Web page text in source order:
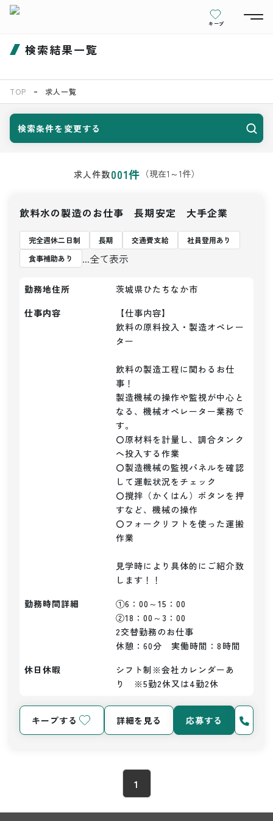
キープ
検索結果一覧
TOP 求人一覧
検索条件を変更する
求人件数001件 （現在1 ～1件）
飲料水の製造のお仕事 長期安定 大手企業
完全週休二日制 長期 交通費支給
社員登用あり
食事補助あり
...全て表示
勤務地住所
茨城県ひたちなか市
仕事内容
【仕事内容】
飲料の原料投入・製造オペレー
ター
飲料の製造工程に関わるお仕
事！
製造機械の操作や監視が中心と
なる、機械オペレーター業務で
す。
〇原材料を計量し、調合タンク
へ投入する作業
〇製造機械の監視パネルを確認
して運転状況をチェック
〇撹拌（かくはん）ボタンを押
すなど、機械の操作
〇フォークリフトを使った運搬
作業
見学時により具体的にご紹介致
します！！
勤務時間詳細
①6：00～15：00
②18：00～3：00
2交替勤務のお仕事
休憩：60分　実働時間：8時間
休日休暇
シフト制※会社カレンダーあ
り　※5勤2休又は4勤2休
キープする 詳細を見る 応募する
1